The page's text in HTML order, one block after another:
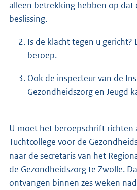
alleen betrekking hebben op dat
beslissing.
Is de klacht tegen u
beroep.
Ook de inspecteur van de
Gezondheidszorg en Jeugd
U moet het beroepschrift richten
Tuchtcollege voor de
naar de secretaris van het
de Gezondheidszorg te Zwolle.
ontvangen binnen zes weken